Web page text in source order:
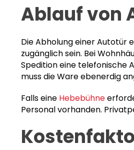
Ablauf von
Die Abholung einer Autotür
zugänglich sein. Bei
Spedition eine telefonische
muss die Ware ebenerdig
Falls eine Hebebühne
Personal vorhanden.